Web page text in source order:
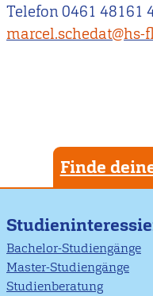
Telefon 0461 48161
marcel.schedat@hs-
Finde
Bachelor-Studiengänge
Master-Studiengänge
Studienberatung